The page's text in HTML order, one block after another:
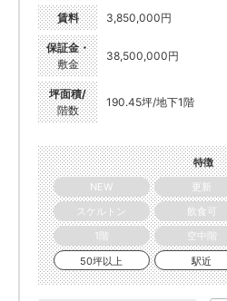
賃料 3,850,000円
保証金・
敷金
38,500,000円
坪面積/
階数
190.45坪/地下1階
特徴
NEW
更新
スケルトン
飲食可
1階
空中階
50坪以上
駅近